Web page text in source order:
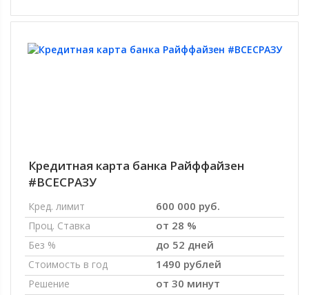
Кредитная карта банка Райффайзен
#ВСЕСРАЗУ
Кред. лимит 600 000 руб.
Проц. Ставка от 28 %
Без % до 52 дней
Стоимость в год 1490 рублей
Решение от 30 минут